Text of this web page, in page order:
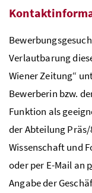
Verlautbarung
Wiener Zeitung“
Bewerberin bzw.
Funktion als
der Abteilung
Wissenschaft und
oder per E-Mail an
Angabe der